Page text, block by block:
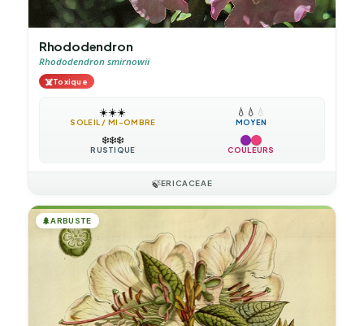
Rhododendron
Rhododendron smirnowii
☠️Toxique
☀️☀️☀️
SOLEIL / MI-OMBRE
💧 💧 💧
MOYEN
❄️❄️❄️
RUSTIQUE COULEURS
🍃ERICACEAE
🌲ARBUSTE